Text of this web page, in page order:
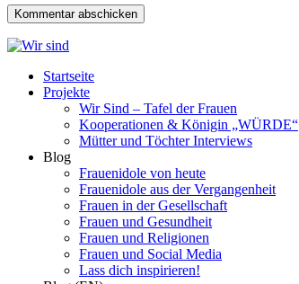
Startseite
Projekte
Wir Sind – Tafel der Frauen
Kooperationen & Königin „WÜRDE“
Mütter und Töchter Interviews
Blog
Frauenidole von heute
Frauenidole aus der Vergangenheit
Frauen in der Gesellschaft
Frauen und Gesundheit
Frauen und Religionen
Frauen und Social Media
Lass dich inspirieren!